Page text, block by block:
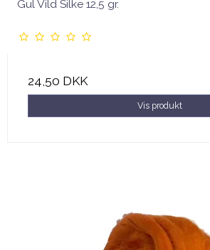
Gul Vild Silke 12,5 gr.
24,50 DKK
Vis produkt